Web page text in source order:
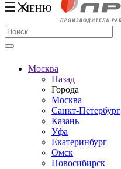
МЕНЮ
Москва
Назад
Города
Москва
Санкт-Петербург
Казань
Уфа
Екатеринбург
Омск
Новосибирск